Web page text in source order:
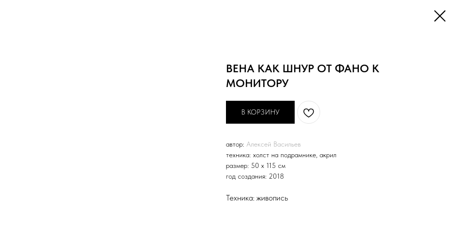
ВЕНА КАК ШНУР ОТ ФАНО К
МОНИТОРУ
В КОРЗИНУ
автор: Алексей Васильев
техника: холст на подрамнике, акрил
размер: 50 х 115 см
год создания: 2018
Техника: живопись